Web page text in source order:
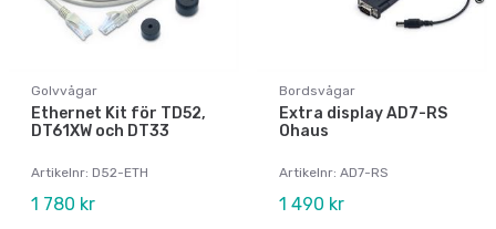
Golvvågar
Ethernet Kit för TD52,
DT61XW och DT33
Artikelnr: D52-ETH
1 780 kr
Bordsvågar
Extra display AD7-RS
Ohaus
Artikelnr: AD7-RS
1 490 kr